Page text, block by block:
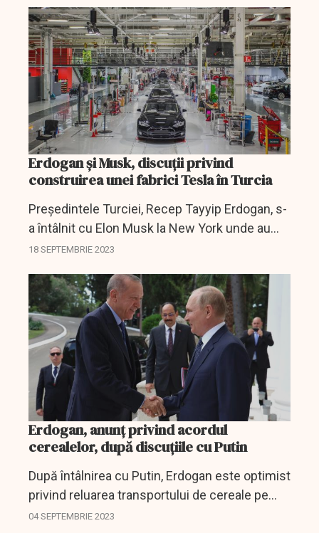
Erdogan și Musk, discuții privind
construirea unei fabrici Tesla în Turcia
Președintele Turciei, Recep Tayyip Erdogan, s-
a întâlnit cu Elon Musk la New York unde au
discutat mai multe lucruri privind investițiile în
18 SEPTEMBRIE 2023
Erdogan, anunţ privind acordul
cerealelor, după discuţiile cu Putin
După întâlnirea cu Putin, Erdogan este optimist
privind reluarea transportului de cereale pe
Marea Neagră.
04 SEPTEMBRIE 2023